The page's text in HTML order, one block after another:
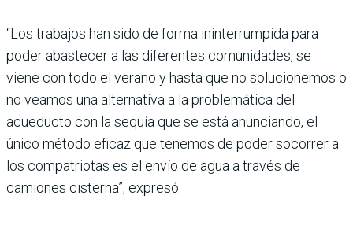
“Los trabajos han sido de forma ininterrumpida para
poder abastecer a las diferentes comunidades, se
viene con todo el verano y hasta que no solucionemos o
no veamos una alternativa a la problemática del
acueducto con la sequía que se está anunciando, el
único método eficaz que tenemos de poder socorrer a
los compatriotas es el envío de agua a través de
camiones cisterna”, expresó.